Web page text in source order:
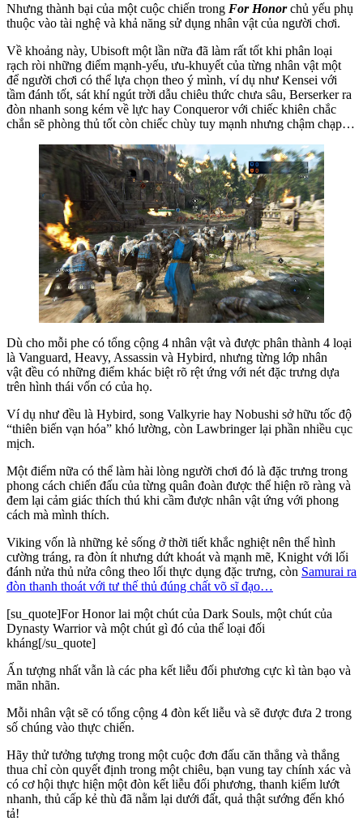
Nhưng thành bại của một cuộc chiến trong For Honorchủ yếu phụ
thuộc vào tài nghệ và khả năng sử dụng nhân vật của người chơi.
Về khoảng này, Ubisoft một lần nữa đã làm rất tốt khi phân loại
rạch ròi những điểm mạnh-yếu, ưu-khuyết của từng nhân vật một
để người chơi có thể lựa chọn theo ý mình, ví dụ như Kensei với
tầm đánh tốt, sát khí ngút trời dẫu chiêu thức chưa sâu, Berserker ra
đòn nhanh song kém về lực hay Conqueror với chiếc khiên chắc
chắn sẽ phòng thủ tốt còn chiếc chùy tuy mạnh nhưng chậm chạp…
Dù cho mỗi phe có tổng cộng 4 nhân vật và được phân thành 4 loại
là Vanguard, Heavy, Assassin và Hybird, nhưng từng lớp nhân
vật đều có những điểm khác biệt rõ rệt ứng với nét đặc trưng dựa
trên hình thái vốn có của họ.
Ví dụ như đều là Hybird, song Valkyrie hay Nobushi sở hữu tốc độ
“thiên biến vạn hóa” khó lường, còn Lawbringer lại phần nhiều cục
mịch.
Một điểm nữa có thể làm hài lòng người chơi đó là đặc trưng trong
phong cách chiến đấu của từng quân đoàn được thể hiện rõ ràng và
đem lại cảm giác thích thú khi cầm được nhân vật ứng với phong
cách mà mình thích.
Viking vốn là những kẻ sống ở thời tiết khắc nghiệt nên thể hình
cường tráng, ra đòn ít nhưng dứt khoát và mạnh mẽ, Knight với lối
đánh nửa thủ nửa công theo lối thực dụng đặc trưng, còn Samurai ra
đòn thanh thoát với tư thế thủ đúng chất võ sĩ đạo…
[su_quote]For Honor lai một chút của Dark Souls, một chút của
Dynasty Warrior và một chút gì đó của thể loại đối
kháng[/su_quote]
Ấn tượng nhất vẫn là các pha kết liễu đối phương cực kì tàn bạo và
mãn nhãn.
Mỗi nhân vật sẽ có tổng cộng 4 đòn kết liễu và sẽ được đưa 2 trong
số chúng vào thực chiến.
Hãy thử tưởng tượng trong một cuộc đơn đấu căn thẳng và thắng
thua chỉ còn quyết định trong một chiêu, bạn vung tay chính xác và
có cơ hội thực hiện một đòn kết liễu đối phương, thanh kiếm lướt
nhanh, thủ cấp kẻ thù đã nằm lại dưới đất, quả thật sướng đến khó
tả!